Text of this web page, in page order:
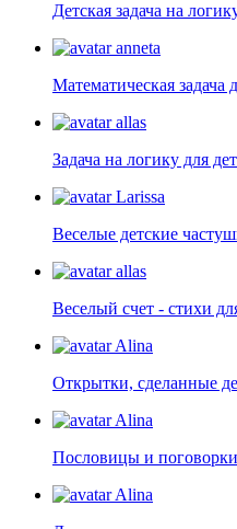
Детская задача на
anneta
Математическая задача
allas
Задача на логику для
Larissa
Веселые детские
allas
Веселый счет - стихи
Alina
Открытки, сделанные
Alina
Пословицы и поговорки
Alina